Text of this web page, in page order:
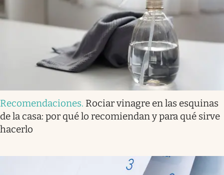
Recomendaciones. Rociar vinagre en las esquinas
de la casa: por qué lo recomiendan y para qué sirve
hacerlo